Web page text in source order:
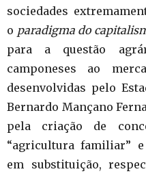
sociedades
o paradigma do
para a questão
camponeses ao
desenvolvidas pelo
Bernardo Mançano
pela criação de
“agricultura familiar”
em substituição,